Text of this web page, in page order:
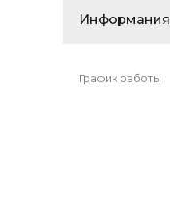
Информания
График работы